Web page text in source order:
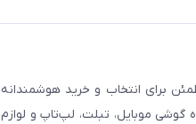
ایران، با بیش از ۱۷ سال سابقه فعالیت، بستری مطمئن برای انتخاب و خرید هوشمندانه
موبایل، تبلت، لپ‌تاپ و لوازم